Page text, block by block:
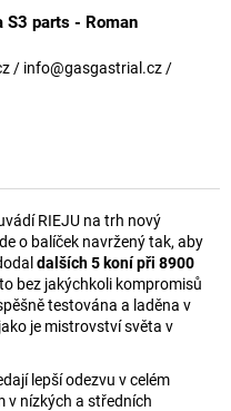
S3 parts - Roman
/ info@gasgastrial.cz /
RIEJU na trh nový
o balíček navržený tak, aby
dalších 5 koní při 8900
bez jakýchkoli kompromisů
testována a laděna v
je mistrovství světa v
lepší odezvu v celém
v nízkých a středních